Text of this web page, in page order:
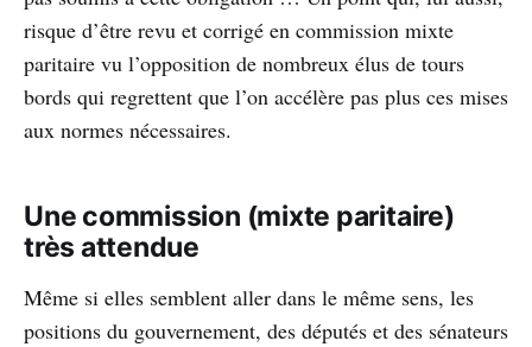
risque d’être revu et corrigé en commission mixte
paritaire vu l’opposition de nombreux élus de tours
bords qui regrettent que l’on accélère pas plus ces mises
aux normes nécessaires.
Une commission (mixte paritaire)
très attendue
Même si elles semblent aller dans le même sens, les
positions du gouvernement, des députés et des sénateurs